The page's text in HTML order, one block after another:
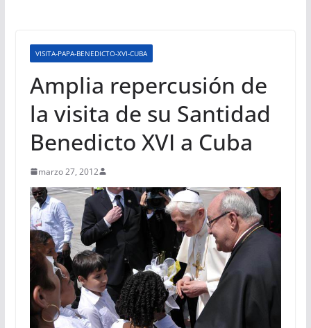
VISITA-PAPA-BENEDICTO-XVI-CUBA
Amplia repercusión de
la visita de su Santidad
Benedicto XVI a Cuba
marzo 27, 2012